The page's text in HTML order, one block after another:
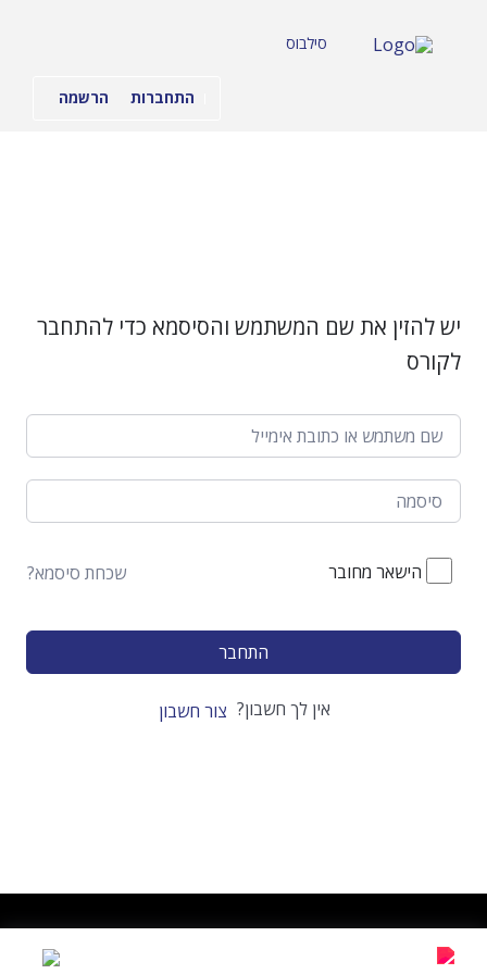
סילבוס
התחברות הרשמה
יש להזין את שם המשתמש והסיסמא כדי להתחבר
לקורס
הישאר מחובר שכחת סיסמא?
התחבר
אין לך חשבון? צור חשבון
בטראלייף נוסד בשנת 2016 כל הזכויות שמורות תקנון האתר